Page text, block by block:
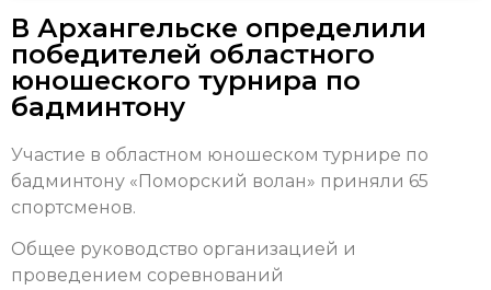
В Архангельске определили
победителей областного
юношеского турнира по
бадминтону
Участие в областном юношеском турнире по
бадминтону «Поморский волан» приняли 65
спортсменов.
Общее руководство организацией и
проведением соревнований